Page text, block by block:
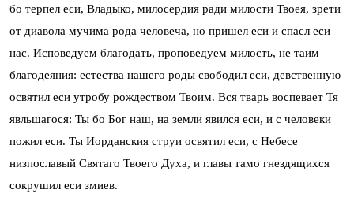
бо терпел еси, Владыко, милосердия ради милости Твоея, зрети
от диавола мучима рода человеча, но пришел еси и спасл еси
нас. Исповедуем благодать, проповедуем милость, не таим
благодеяния: естества нашего роды свободил еси, девственную
освятил еси утробу рождеством Твоим. Вся тварь воспевает Тя
явльшагося: Ты бо Бог наш, на земли явился еси, и с человеки
пожил еси. Ты Иорданския струи освятил еси, с Небесе
низпославый Святаго Твоего Духа, и главы тамо гнездящихся
сокрушил еси змиев.